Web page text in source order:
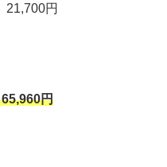
円
円